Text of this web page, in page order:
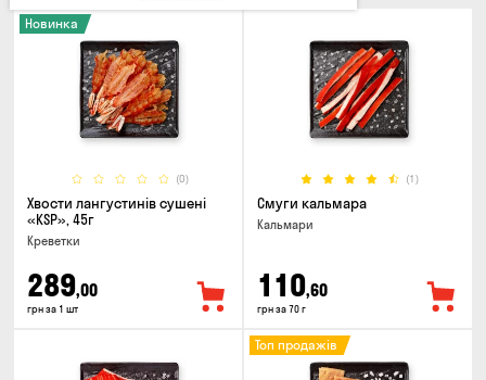
(0)
Новинка
Хвости лангустинів сушені
«KSP», 45г
Креветки
289,00
грн за 1 шт
(1)
Смуги кальмара
Кальмари
110,60
грн за 70 г
Топ продажів